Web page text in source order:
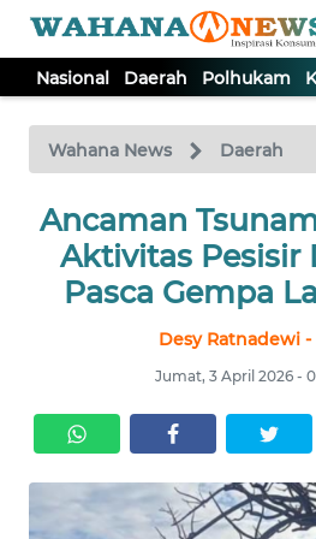
Nasional Daerah Polhukam
Wahana News Daerah
Ancaman
Aktivitas Pesisir
Pasca Gempa
Desy Ratnadewi -
Jumat, 3 April 2026 -
TV
Tutup
NASIONAL
DAERAH
KRIMINAL
EKUIN